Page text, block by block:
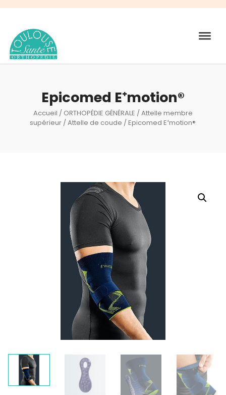
Recherche
Epicomed E⁺motion®
Accueil / ORTHOPÉDIE GÉNÉRALE /Attelle membre
supérieur /Attelle de coude / Epicomed E⁺motion®